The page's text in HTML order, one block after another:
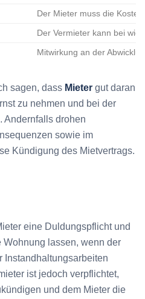
Der Mieter muss die
Der Vermieter kann bei
Mitwirkung an der
sagen, dass Mieter gut daran
zu nehmen und bei der
Andernfalls drohen
sowie im
Kündigung des Mietvertrags.
eine Duldungspflicht und
lassen, wenn der
Instandhaltungsarbeiten
ist jedoch verpflichtet,
und dem Mieter die